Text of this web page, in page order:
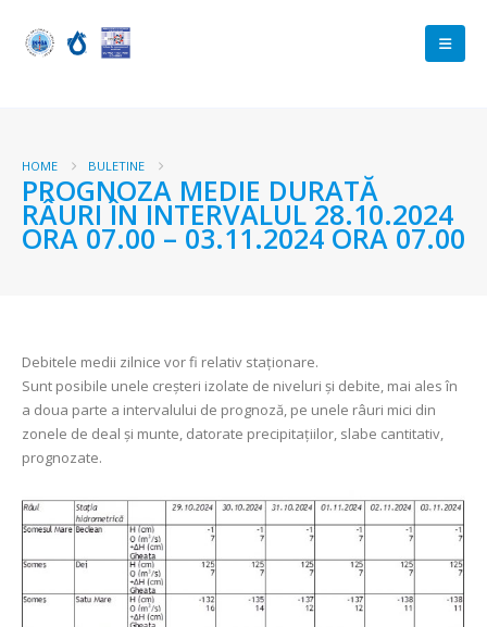
HOME BULETINE
PROGNOZA MEDIE DURATĂ
RÂURI ÎN INTERVALUL 28.10.2024
ORA 07.00 – 03.11.2024 ORA 07.00
Debitele medii zilnice vor fi relativ staționare.
Sunt posibile unele creșteri izolate de niveluri și debite, mai ales în
a doua parte a intervalului de prognoză, pe unele râuri mici din
zonele de deal și munte, datorate precipitațiilor, slabe cantitativ,
prognozate.